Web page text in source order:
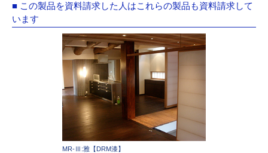
■ この製品を資料請求した人はこれらの製品も資料請求して
います
MR-Ⅲ:雅【DRM漆】